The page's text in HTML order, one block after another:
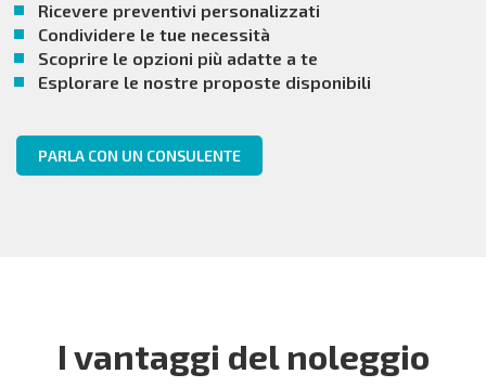
Ricevere preventivi personalizzati
Condividere le tue necessità
Scoprire le opzioni più adatte a te
Esplorare le nostre proposte disponibili
PARLA CON UN CONSULENTE
I vantaggi del noleggio